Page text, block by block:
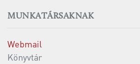
MUNKATÁRSAKNAK
Webmail
Könyvtár